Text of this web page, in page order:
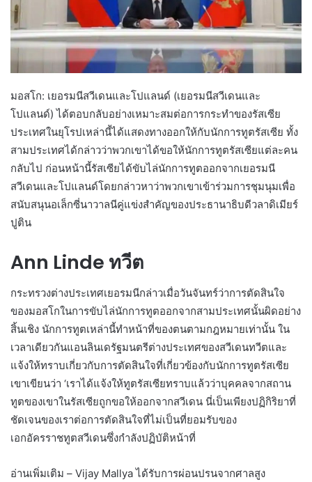
มอสโก: เยอรมนีสวีเดนและโปแลนด์ (เยอรมนีสวีเดนและ
โปแลนด์) ได้ตอบกลับอย่างเหมาะสมต่อการกระทำของรัสเซีย
ประเทศในยุโรปเหล่านี้ได้แสดงทางออกให้กับนักการทูตรัสเซีย ทั้ง
สามประเทศได้กล่าวว่าพวกเขาได้ขอให้นักการทูตรัสเซียแต่ละคน
กลับไป ก่อนหน้านี้รัสเซียได้ขับไล่นักการทูตออกจากเยอรมนี
สวีเดนและโปแลนด์โดยกล่าวหาว่าพวกเขาเข้าร่วมการชุมนุมเพื่อ
สนับสนุนอเล็กซี่นาวาลนีคู่แข่งสำคัญของประธานาธิบดีวลาดิเมียร์
ปูติน
Ann Linde ทวีต
กระทรวงต่างประเทศเยอรมนีกล่าวเมื่อวันจันทร์ว่าการตัดสินใจ
ของมอสโกในการขับไล่นักการทูตออกจากสามประเทศนั้นผิดอย่าง
สิ้นเชิง นักการทูตเหล่านี้ทำหน้าที่ของตนตามกฎหมายเท่านั้น ใน
เวลาเดียวกันแอนลินเดรัฐมนตรีต่างประเทศของสวีเดนทวีตและ
แจ้งให้ทราบเกี่ยวกับการตัดสินใจที่เกี่ยวข้องกับนักการทูตรัสเซีย
เขาเขียนว่า ‘เราได้แจ้งให้ทูตรัสเซียทราบแล้วว่าบุคคลจากสถาน
ทูตของเขาในรัสเซียถูกขอให้ออกจากสวีเดน นี่เป็นเพียงปฏิกิริยาที่
ชัดเจนของเราต่อการตัดสินใจที่ไม่เป็นที่ยอมรับของ
เอกอัครราชทูตสวีเดนซึ่งกำลังปฏิบัติหน้าที่
อ่านเพิ่มเติม – Vijay Mallya ได้รับการผ่อนปรนจากศาลสูง